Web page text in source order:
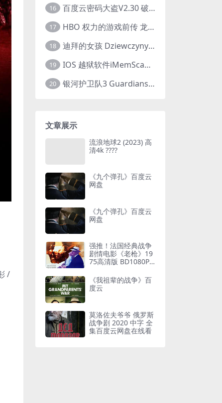
/
16 百度云密码大盗V2.30 破解分享链接提取码
17 HBO 权力的游戏前传 龙之家族 House of the Dragon (2022) 中字 1080P 更新4集
18 迪拜的女孩 Dziewczyny z Dubaju (2021) 1080P 中字
19 IOS 越狱软件iMemScan version1.2.6 游戏内存修改器
20 银河护卫队3 Guardians of the Galaxy Vol. 3 (2023)4K高清资源1080p只分享精品
文章展示
流浪地球2 (2023) 高
清4k ????
《九个弹孔》百度云
网盘
《九个弹孔》百度云
网盘
强推！法国经典战争
剧情电影《老枪》19
75高清版 BD1080P
《我祖辈的战争》百
度云
莫洛佐夫爷爷 俄罗斯
战争剧 2020 中字 全
集百度云网盘在线看